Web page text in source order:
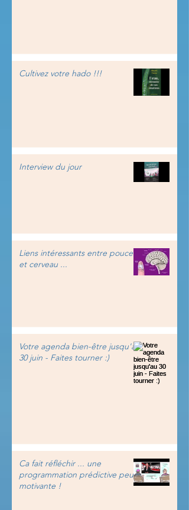
Cultivez votre hado !!!
Interview du jour
Liens intéressants entre pouce
et cerveau ...
Votre agenda bien-être jusqu'au
30 juin - Faites tourner :)
Ca fait réfléchir ... une
programmation prédictive peu
motivante !